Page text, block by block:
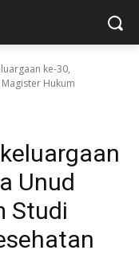
ke-30,
Hukum
Unud
Studi